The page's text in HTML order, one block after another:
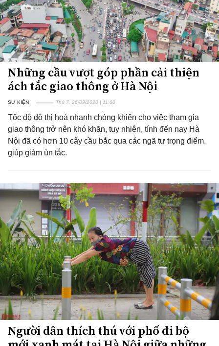
Những cầu vượt góp phần cải thiện
ách tắc giao thông ở Hà Nội
SỰ KIỆN Thứ 7, 26/09/2020 | 11:00
Tốc độ đô thị hoá nhanh chóng khiến cho việc tham gia
giao thông trở nên khó khăn, tuy nhiên, tính đến nay Hà
Nội đã có hơn 10 cây cầu bắc qua các ngã tư trọng điểm,
giúp giảm ùn tắc.
Người dân thích thú với phố đi bộ